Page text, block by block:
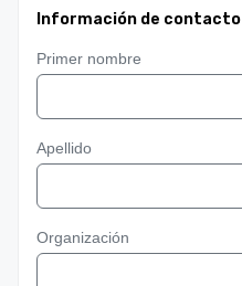
Información de contacto
Primer nombre
Apellido
Organización